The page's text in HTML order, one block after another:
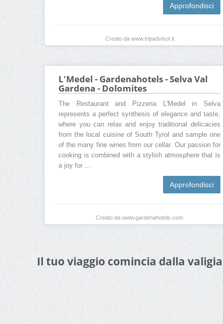
Approfondisci
Creato da www.tripadvisor.it
L'Medel - Gardenahotels - Selva Val
Gardena - Dolomites
The Restaurant and Pizzeria L'Medel in Selva
represents a perfect synthesis of elegance and taste,
where you can relax and enjoy traditional delicacies
from the local cuisine of South Tyrol and sample one
of the many fine wines from our cellar. Our passion for
cooking is combined with a stylish atmosphere that is
a joy for ...
Approfondisci
Creato da www.gardenahotels.com
Il tuo viaggio comincia dalla valigia